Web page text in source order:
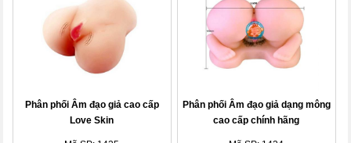
Phân phối Âm đạo giả cao cấp
Love Skin
Phân phối Âm đạo giả dạng mông
cao cấp chính hãng